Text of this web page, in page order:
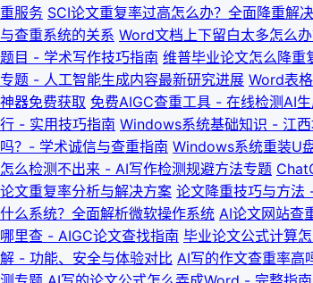
重服务 SCI论文重复率过高怎么办？全面降重解
与查重系统的关系 Word文档上下留白太多怎么
题目 - 学术写作技巧指南 维普毕业论文怎么降重
专题 - 人工智能生成内容最新研究进展 Word表
神器免费获取 免费AIGC查重工具 - 在线检测AI
行 - 实用技巧指南 Windows系统基础知识 - 江
吗？- 学术诚信与查重指南 Windows系统重装U
怎么检测不出来 - AI写作检测规避方法专题
论文重复率分析与解决方案 论文降重技巧与方法
什么系统？全面解析微软操作系统 AI论文网站查
哪里查 - AIGC论文查找指南 毕业论文公式计算
解 - 功能、安全与体验对比 AI写的作文查重率高